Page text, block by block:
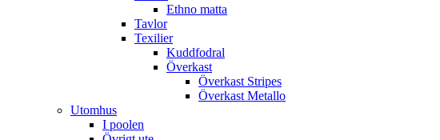
Ethno matta
Tavlor
Texilier
Kuddfodral
Överkast
Överkast Stripes
Överkast Metallo
Utomhus
I poolen